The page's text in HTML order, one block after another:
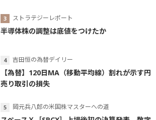
ストラテジーレポート
半導体株の調整は底値をつけたか
吉田恒の為替デイリー
【為替】120日MA（移動平均線）割れが示す円
売り取引の損失
岡元兵八郎の米国株マスターへの道